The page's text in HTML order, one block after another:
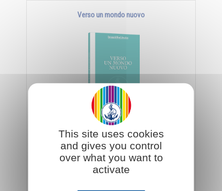
Verso un mondo nuovo
Ogni famiglia, deve diventare consapevole di
appartenere a insiemi sempre più vasti, fino alla
famiglia planetaria...
€ 4,28 Aggiungi al carrello
This site uses cookies
and gives you control
over what you want to
activate